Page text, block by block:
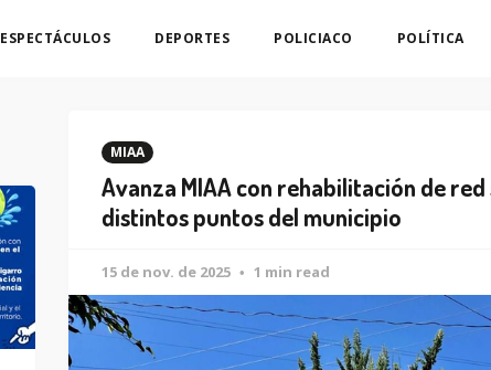
ESPECTÁCULOS DEPORTES POLICIACO POLÍTICA
MIAA
Avanza MIAA con rehabilitación de
distintos puntos del municipio
15 de nov. de 2025 1 min read